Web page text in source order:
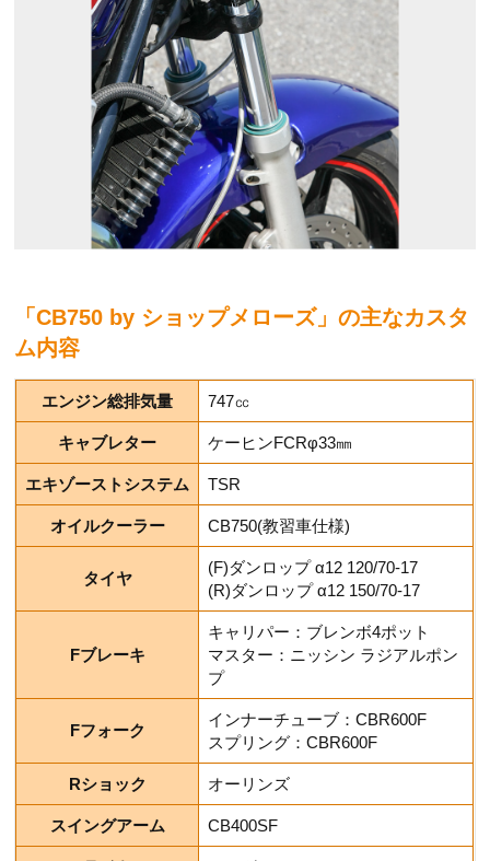
「CB750 by ショップメローズ」の主なカスタ
ム内容
エンジン総排気量 747㏄
キャブレター ケーヒンFCRφ33㎜
エキゾーストシステム TSR
オイルクーラー CB750(教習車仕様)
タイヤ
(F)ダンロップ α12 120/70-17
(R)ダンロップ α12 150/70-17
Fブレーキ
キャリパー：ブレンボ4ポット
マスター：ニッシン ラジアルポン
プ
Fフォーク
インナーチューブ：CBR600F
スプリング：CBR600F
Rショック オーリンズ
スイングアーム CB400SF